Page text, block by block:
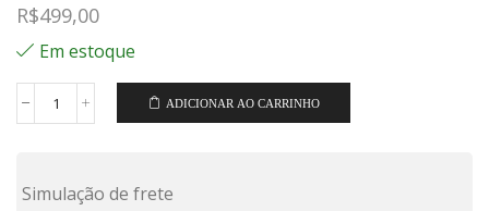
R$499,00
Em estoque
ADICIONAR AO CARRINHO
Simulação de frete